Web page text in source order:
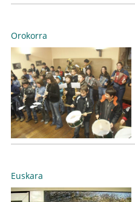
Orokorra
Euskara